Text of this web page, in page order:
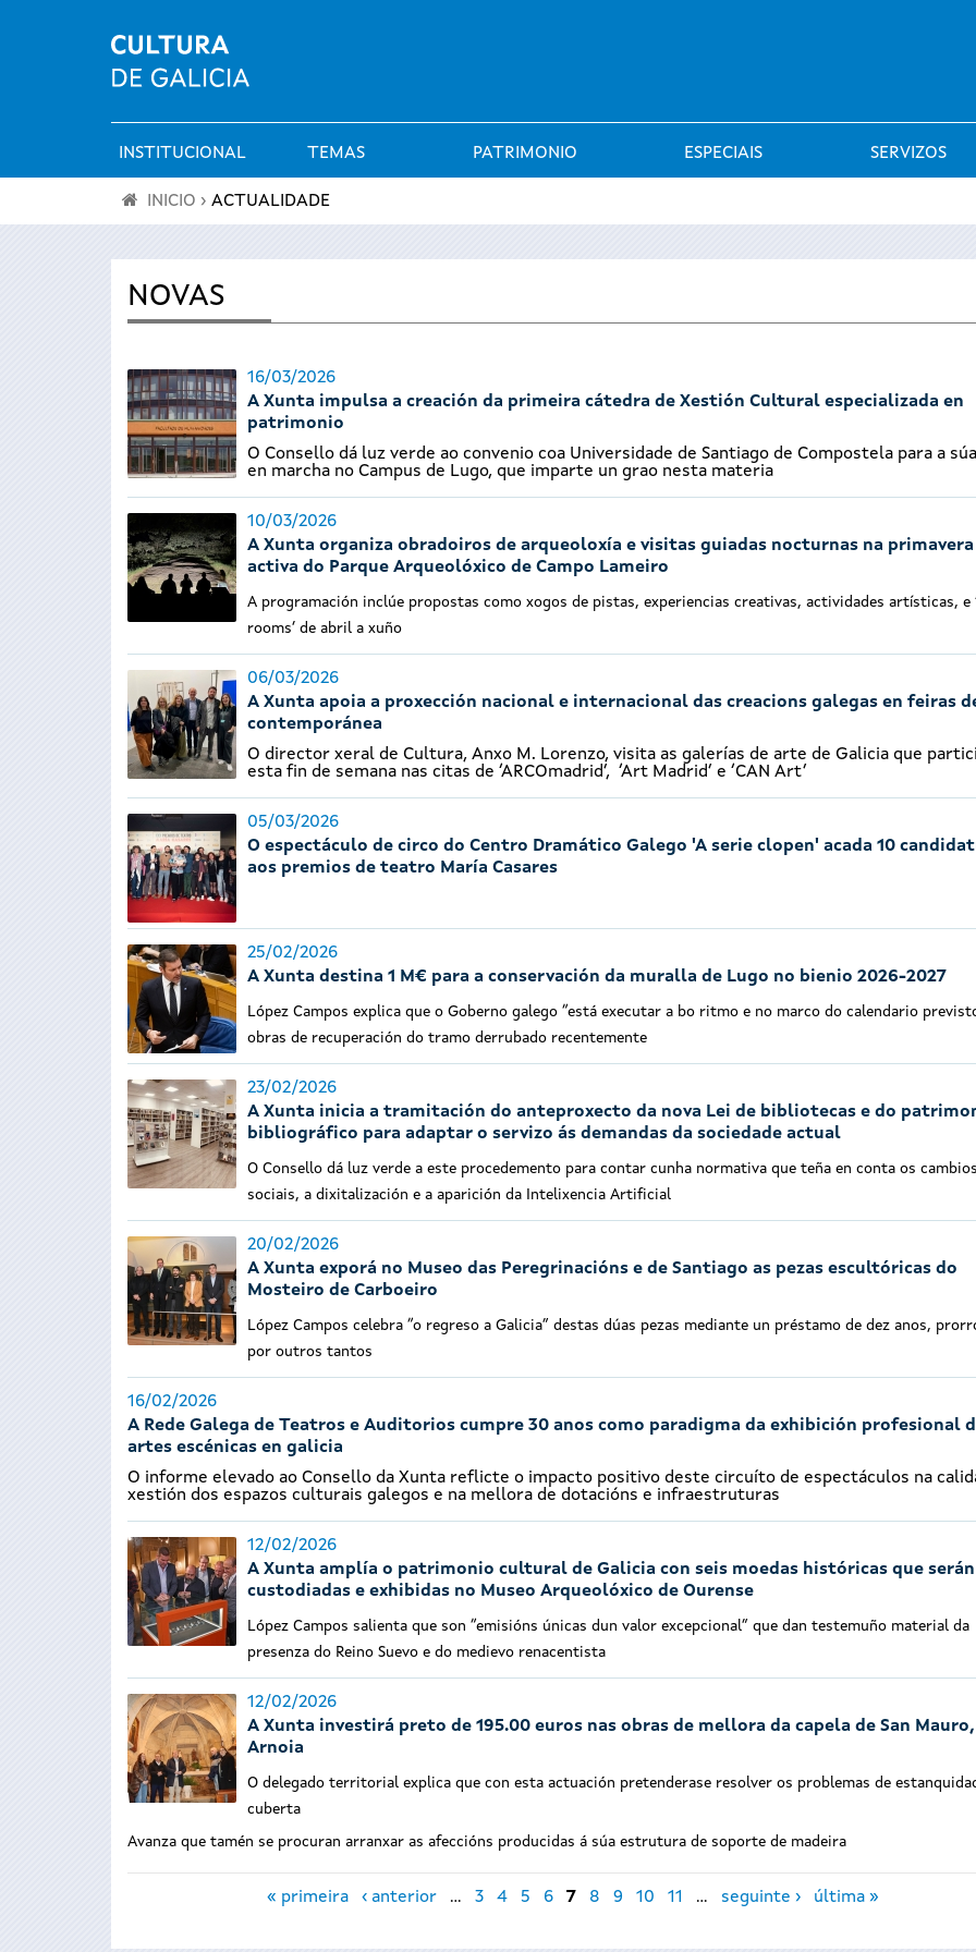
Menú
principal
INSTITUCIONAL TEMAS PATRIMONIO ESPECIAIS SERVIZOS
está
INICIO › ACTUALIDADE
NOVAS
16/03/2026
A Xunta impulsa a creación da primeira cátedra de Xestión Cultural especializada en
patrimonio
O Consello dá luz verde ao convenio coa Universidade de Santiago de Compostela para a
en marcha no Campus de Lugo, que imparte un grao nesta materia
10/03/2026
A Xunta organiza obradoiros de arqueoloxía e visitas guiadas nocturnas na primavera
activa do Parque Arqueolóxico de Campo Lameiro
A programación inclúe propostas como xogos de pistas, experiencias creativas, actividades artísticas, e
rooms’ de abril a xuño
06/03/2026
A Xunta apoia a proxección nacional e internacional das creacions galegas en feiras
contemporánea
O director xeral de Cultura, Anxo M. Lorenzo, visita as galerías de arte de Galicia que
esta fin de semana nas citas de ‘ARCOmadrid’, ‘Art Madrid’ e ‘CAN Art’
05/03/2026
O espectáculo de circo do Centro Dramático Galego 'A serie clopen' acada 10
aos premios de teatro María Casares
25/02/2026
A Xunta destina 1 M€ para a conservación da muralla de Lugo no bienio 2026-2027
López Campos explica que o Goberno galego “está executar a bo ritmo e no marco do calendario
obras de recuperación do tramo derrubado recentemente
23/02/2026
A Xunta inicia a tramitación do anteproxecto da nova Lei de bibliotecas e do
bibliográfico para adaptar o servizo ás demandas da sociedade actual
O Consello dá luz verde a este procedemento para contar cunha normativa que teña en conta os cambios
sociais, a dixitalización e a aparición da Intelixencia Artificial
20/02/2026
A Xunta exporá no Museo das Peregrinacións e de Santiago as pezas escultóricas do
Mosteiro de Carboeiro
López Campos celebra “o regreso a Galicia” destas dúas pezas mediante un préstamo de dez anos,
por outros tantos
16/02/2026
A Rede Galega de Teatros e Auditorios cumpre 30 anos como paradigma da exhibición profesional
artes escénicas en galicia
O informe elevado ao Consello da Xunta reflicte o impacto positivo deste circuíto de espectáculos na
xestión dos espazos culturais galegos e na mellora de dotacións e infraestruturas
12/02/2026
A Xunta amplía o patrimonio cultural de Galicia con seis moedas históricas que serán
custodiadas e exhibidas no Museo Arqueolóxico de Ourense
López Campos salienta que son “emisións únicas dun valor excepcional” que dan testemuño material da
presenza do Reino Suevo e do medievo renacentista
12/02/2026
A Xunta investirá preto de 195.00 euros nas obras de mellora da capela de San Mauro,
Arnoia
O delegado territorial explica que con esta actuación pretenderase resolver os problemas de
cuberta
Avanza que tamén se procuran arranxar as afeccións producidas á súa estrutura de soporte de madeira
Páxinas
« primeira ‹ anterior … 3 4 5 6 7 8 9 10 11 … seguinte › última »